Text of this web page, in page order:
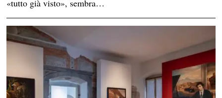
«tutto già visto», sembra…